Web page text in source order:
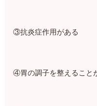
③抗炎症作用がある
④胃の調子を整えること